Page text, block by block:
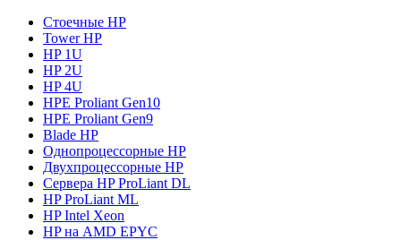
Стоечные HP
Tower HP
HP 1U
HP 2U
HP 4U
HPE Proliant Gen10
HPE Proliant Gen9
Blade HP
Однопроцессорные HP
Двухпроцессорные HP
Сервера HP ProLiant DL
HP ProLiant ML
HP Intel Xeon
HP на AMD EPYC